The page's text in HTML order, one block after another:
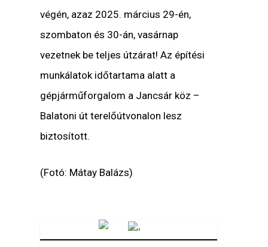
végén, azaz 2025. március 29-én,
szombaton és 30-án, vasárnap
vezetnek be teljes útzárat! Az építési
munkálatok időtartama alatt a
gépjárműforgalom a Jancsár köz –
Balatoni út terelőútvonalon lesz
biztosított.
(Fotó: Mátay Balázs)